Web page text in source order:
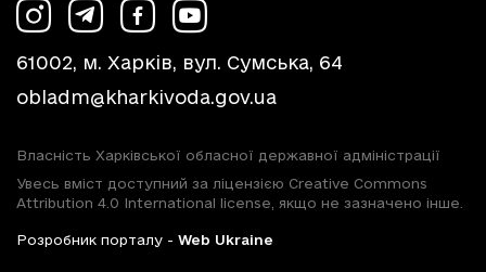
61002, м. Харків, вул. Сумська, 64
obladm@kharkivoda.gov.ua
Власність Харківської обласної державної адміністрації
Увесь вміст доступний за ліцензією Creative Commons
Attribution 4.0 International license, якщо не зазначено інше.
Розробник порталу - Web Ukraine